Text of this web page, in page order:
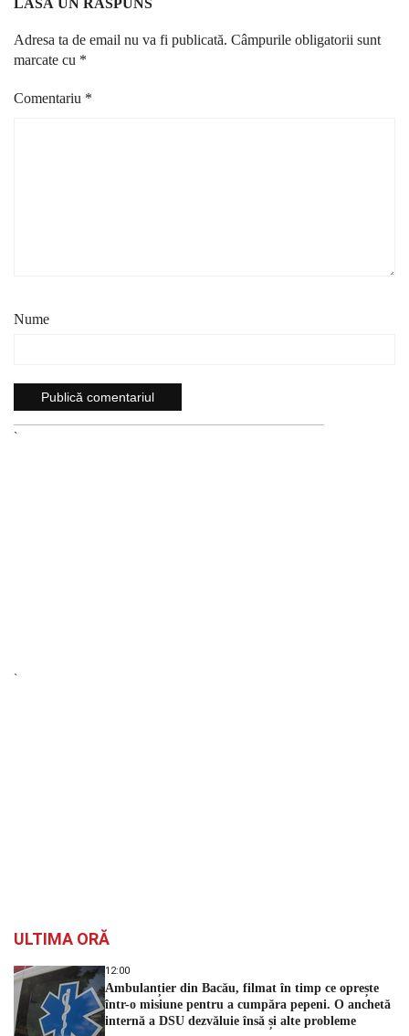
LASĂ UN RĂSPUNS
Adresa ta de email nu va fi publicată. Câmpurile obligatorii sunt
marcate cu *
Comentariu *
Nume
`
`
ULTIMA ORĂ
12:00
Ambulanțier din Bacău, filmat în timp ce oprește
într-o misiune pentru a cumpăra pepeni. O anchetă
internă a DSU dezvăluie însă și alte probleme